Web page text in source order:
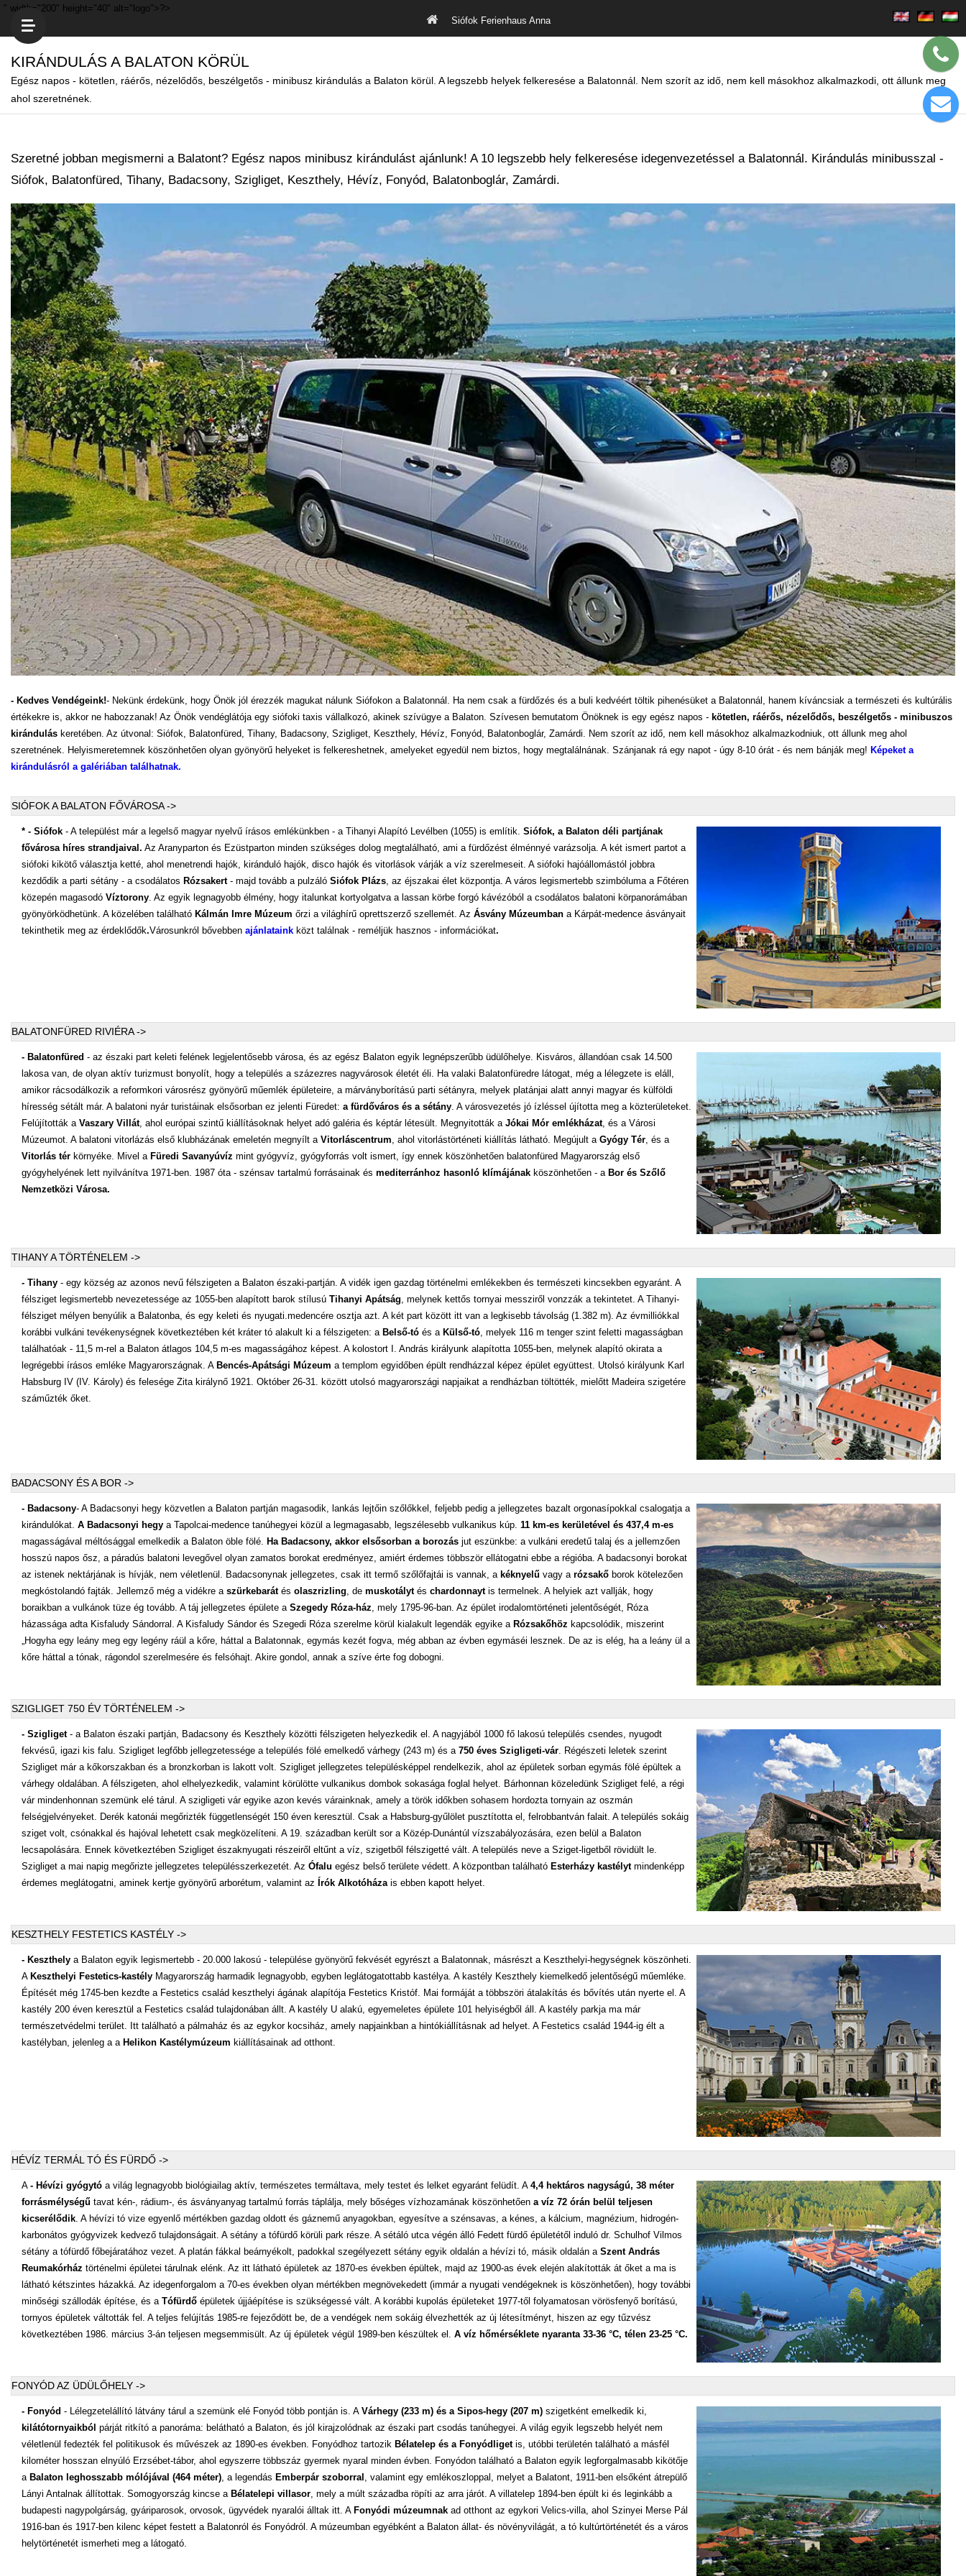
" width="200" height="40" alt="logo">?>
Siófok Ferienhaus Anna
KIRÁNDULÁS A BALATON KÖRÜL
Egész napos - kötetlen, ráérős, nézelődős, beszélgetős - minibusz kirándulás a Balaton körül. A legszebb helyek felkeresése a Balatonnál. Nem szorít az idő, nem kell másokhoz alkalmazkodi, ott állunk meg
ahol szeretnének.
Szeretné jobban megismerni a Balatont? Egész napos minibusz kirándulást ajánlunk! A 10 legszebb hely felkeresése idegenvezetéssel a Balatonnál. Kirándulás minibusszal -
Siófok, Balatonfüred, Tihany, Badacsony, Szigliget, Keszthely, Hévíz, Fonyód, Balatonboglár, Zamárdi.
- Kedves Vendégeink!- Nekünk érdekünk, hogy Önök jól érezzék magukat nálunk Siófokon a Balatonnál. Ha nem csak a fürdőzés és a buli kedvéért töltik pihenésüket a Balatonnál, hanem kíváncsiak a természeti és kultúrális
értékekre is, akkor ne habozzanak! Az Önök vendéglátója egy siófoki taxis vállalkozó, akinek szívügye a Balaton. Szívesen bemutatom Önöknek is egy egész napos - kötetlen, ráérős, nézelődős, beszélgetős - minibuszos
kirándulás keretében. Az útvonal: Siófok, Balatonfüred, Tihany, Badacsony, Szigliget, Keszthely, Hévíz, Fonyód, Balatonboglár, Zamárdi. Nem szorít az idő, nem kell másokhoz alkalmazkodniuk, ott állunk meg ahol
szeretnének. Helyismeretemnek köszönhetően olyan gyönyörű helyeket is felkereshetnek, amelyeket egyedül nem biztos, hogy megtalálnának. Szánjanak rá egy napot - úgy 8-10 órát - és nem bánják meg! Képeket a
kirándulásról a galériában találhatnak.
SIÓFOK A BALATON FŐVÁROSA ->
* - Siófok - A települést már a legelső magyar nyelvű írásos emlékünkben - a Tihanyi Alapító Levélben (1055) is említik. Siófok, a Balaton déli partjának
fővárosa híres strandjaival. Az Aranyparton és Ezüstparton minden szükséges dolog megtalálható, ami a fürdőzést élménnyé varázsolja. A két ismert partot a
siófoki kikötő választja ketté, ahol menetrendi hajók, kiránduló hajók, disco hajók és vitorlások várják a víz szerelmeseit. A siófoki hajóállomástól jobbra
kezdődik a parti sétány - a csodálatos Rózsakert- majd tovább a pulzáló Siófok Plázs, az éjszakai élet központja. A város legismertebb szimbóluma a Főtéren
közepén magasodó Víztorony. Az egyik legnagyobb élmény, hogy italunkat kortyolgatva a lassan körbe forgó kávézóból a csodálatos balatoni körpanorámában
gyönyörködhetünk. A közelében található Kálmán Imre Múzeum őrzi a világhírű oprettszerző szellemét. Az Ásvány Múzeumban a Kárpát-medence ásványait
tekinthetik meg az érdeklődők.Városunkról bővebben ajánlataink közt találnak - reméljük hasznos - információkat.
BALATONFÜRED RIVIÉRA ->
- Balatonfüred - az északi part keleti felének legjelentősebb városa, és az egész Balaton egyik legnépszerűbb üdülőhelye. Kisváros, állandóan csak 14.500
lakosa van, de olyan aktív turizmust bonyolít, hogy a település a százezres nagyvárosok életét éli. Ha valaki Balatonfüredre látogat, még a lélegzete is eláll,
amikor rácsodálkozik a reformkori városrész gyönyörű műemlék épületeire, a márványborítású parti sétányra, melyek platánjai alatt annyi magyar és külföldi
híresség sétált már. A balatoni nyár turistáinak elsősorban ez jelenti Füredet: a fürdőváros és a sétány. A városvezetés jó ízléssel újította meg a közterületeket.
Felújították a Vaszary Villát, ahol európai szintű kiállításoknak helyet adó galéria és képtár létesült. Megnyitották a Jókai Mór emlékházat, és a Városi
Múzeumot. A balatoni vitorlázás első klubházának emeletén megnyílt a Vitorláscentrum, ahol vitorlástörténeti kiállítás látható. Megújult a Gyógy Tér, és a
Vitorlás tér környéke. Mivel a Füredi Savanyúvíz mint gyógyvíz, gyógyforrás volt ismert, így ennek köszönhetően balatonfüred Magyarország első
gyógyhelyének lett nyilvánítva 1971-ben. 1987 óta - szénsav tartalmú forrásainak és mediterránhoz hasonló klímájának köszönhetően - a Bor és Szőlő
Nemzetközi Városa.
TIHANY A TÖRTÉNELEM ->
- Tihany - egy község az azonos nevű félszigeten a Balaton északi-partján. A vidék igen gazdag történelmi emlékekben és természeti kincsekben egyaránt. A
félsziget legismertebb nevezetessége az 1055-ben alapított barok stílusú Tihanyi Apátság, melynek kettős tornyai messziről vonzzák a tekintetet. A Tihanyi-
félsziget mélyen benyúlik a Balatonba, és egy keleti és nyugati.medencére osztja azt. A két part között itt van a legkisebb távolság (1.382 m). Az évmilliókkal
korábbi vulkáni tevékenységnek következtében két kráter tó alakult ki a félszigeten: a Belső-tó és a Külső-tó, melyek 116 m tenger szint feletti magasságban
találhatóak - 11,5 m-rel a Balaton átlagos 104,5 m-es magasságához képest. A kolostort I. András királyunk alapította 1055-ben, melynek alapító okirata a
legrégebbi írásos emléke Magyarországnak. A Bencés-Apátsági Múzeum a templom egyidőben épült rendházzal képez épület együttest. Utolsó királyunk Karl
Habsburg IV (IV. Károly) és felesége Zita királynő 1921. Október 26-31. között utolsó magyarországi napjaikat a rendházban töltötték, mielőtt Madeira szigetére
száműzték őket.
BADACSONY ÉS A BOR ->
- Badacsony- A Badacsonyi hegy közvetlen a Balaton partján magasodik, lankás lejtőin szőlőkkel, feljebb pedig a jellegzetes bazalt orgonasípokkal csalogatja a
kirándulókat. A Badacsonyi hegy a Tapolcai-medence tanúhegyei közül a legmagasabb, legszélesebb vulkanikus kúp. 11 km-es kerületével és 437,4 m-es
magasságával méltósággal emelkedik a Balaton öble fölé. Ha Badacsony, akkor elsősorban a borozás jut eszünkbe: a vulkáni eredetű talaj és a jellemzően
hosszú napos ősz, a páradús balatoni levegővel olyan zamatos borokat eredményez, amiért érdemes többször ellátogatni ebbe a régióba. A badacsonyi borokat
az istenek nektárjának is hívják, nem véletlenül. Badacsonynak jellegzetes, csak itt termő szőlőfajtái is vannak, a kéknyelű vagy a rózsakő borok kötelezően
megkóstolandó fajták. Jellemző még a vidékre a szürkebarátés olaszrizling, de muskotálytés chardonnaytis termelnek. A helyiek azt vallják, hogy
boraikban a vulkánok tüze ég tovább. A táj jellegzetes épülete a Szegedy Róza-ház, mely 1795-96-ban. Az épület irodalomtörténeti jelentőségét, Róza
házassága adta Kisfaludy Sándorral. A Kisfaludy Sándor és Szegedi Róza szerelme körül kialakult legendák egyike a Rózsakőhöz kapcsolódik, miszerint
„Hogyha egy leány meg egy legény ráül a kőre, háttal a Balatonnak, egymás kezét fogva, még abban az évben egymáséi lesznek. De az is elég, ha a leány ül a
kőre háttal a tónak, rágondol szerelmesére és felsóhajt. Akire gondol, annak a szíve érte fog dobogni.
SZIGLIGET 750 ÉV TÖRTÉNELEM ->
- Szigliget- a Balaton északi partján, Badacsony és Keszthely közötti félszigeten helyezkedik el. A nagyjából 1000 fő lakosú település csendes, nyugodt
fekvésű, igazi kis falu. Szigliget legfőbb jellegzetessége a település fölé emelkedő várhegy (243 m) és a 750 éves Szigligeti-vár. Régészeti leletek szerint
Szigliget már a kőkorszakban és a bronzkorban is lakott volt. Szigliget jellegzetes településképpel rendelkezik, ahol az épületek sorban egymás fölé épültek a
várhegy oldalában. A félszigeten, ahol elhelyezkedik, valamint körülötte vulkanikus dombok sokasága foglal helyet. Bárhonnan közeledünk Szigliget felé, a régi
vár mindenhonnan szemünk elé tárul. A szigligeti vár egyike azon kevés várainknak, amely a török időkben sohasem hordozta tornyain az oszmán
felségjelvényeket. Derék katonái megőrizték függetlenségét 150 éven keresztül. Csak a Habsburg-gyűlölet pusztította el, felrobbantván falait. A település sokáig
sziget volt, csónakkal és hajóval lehetett csak megközelíteni. A 19. században került sor a Közép-Dunántúl vízszabályozására, ezen belül a Balaton
lecsapolására. Ennek következtében Szigliget északnyugati részeiről eltűnt a víz, szigetből félszigetté vált. A település neve a Sziget-ligetből rövidült le.
Szigliget a mai napig megőrizte jellegzetes településszerkezetét. Az Ófalu egész belső területe védett. A központban található Esterházy kastélytmindenképp
érdemes meglátogatni, aminek kertje gyönyörű arborétum, valamint az Írók Alkotóházais ebben kapott helyet.
KESZTHELY FESTETICS KASTÉLY ->
- Keszthely a Balaton egyik legismertebb - 20.000 lakosú - települése gyönyörű fekvését egyrészt a Balatonnak, másrészt a Keszthelyi-hegységnek köszönheti.
A Keszthelyi Festetics-kastély Magyarország harmadik legnagyobb, egyben leglátogatottabb kastélya. A kastély Keszthely kiemelkedő jelentőségű műemléke.
Építését még 1745-ben kezdte a Festetics család keszthelyi ágának alapítója Festetics Kristóf. Mai formáját a többszöri átalakítás és bővítés után nyerte el. A
kastély 200 éven keresztül a Festetics család tulajdonában állt. A kastély U alakú, egyemeletes épülete 101 helyiségből áll. A kastély parkja ma már
természetvédelmi terület. Itt található a pálmaház és az egykor kocsiház, amely napjainkban a hintókiállításnak ad helyet. A Festetics család 1944-ig élt a
kastélyban, jelenleg a a Helikon Kastélymúzeum kiállításainak ad otthont.
HÉVÍZ TERMÁL TÓ ÉS FÜRDŐ ->
A - Hévízi gyógytó a világ legnagyobb biológiailag aktív, természetes termáltava, mely testet és lelket egyaránt felüdít. A 4,4 hektáros nagyságú, 38 méter
forrásmélységű tavat kén-, rádium-, és ásványanyag tartalmú forrás táplálja, mely bőséges vízhozamának köszönhetően a víz 72 órán belül teljesen
kicserélődik. A hévízi tó vize egyenlő mértékben gazdag oldott és gáznemű anyagokban, egyesítve a szénsavas, a kénes, a kálcium, magnézium, hidrogén-
karbonátos gyógyvizek kedvező tulajdonságait. A sétány a tófürdő körüli park része. A sétáló utca végén álló Fedett fürdő épületétől induló dr. Schulhof Vilmos
sétány a tófürdő főbejáratához vezet. A platán fákkal beárnyékolt, padokkal szegélyezett sétány egyik oldalán a hévízi tó, másik oldalán a Szent András
Reumakórház történelmi épületei tárulnak elénk. Az itt látható épületek az 1870-es években épültek, majd az 1900-as évek elején alakították át őket a ma is
látható kétszintes házakká. Az idegenforgalom a 70-es években olyan mértékben megnövekedett (immár a nyugati vendégeknek is köszönhetően), hogy további
minőségi szállodák építése, és a Tófürdő épületek újjáépítése is szükségessé vált. A korábbi kupolás épületeket 1977-től folyamatosan vörösfenyő borítású,
tornyos épületek váltották fel. A teljes felújítás 1985-re fejeződött be, de a vendégek nem sokáig élvezhették az új létesítményt, hiszen az egy tűzvész
következtében 1986. március 3-án teljesen megsemmisült. Az új épületek végül 1989-ben készültek el. A víz hőmérséklete nyaranta 33-36 °C, télen 23-25 °C.
FONYÓD AZ ÜDÜLŐHELY ->
- Fonyód - Lélegzetelállító látvány tárul a szemünk elé Fonyód több pontján is. A Várhegy (233 m) és a Sipos-hegy (207 m) szigetként emelkedik ki,
kilátótornyaikból párját ritkító a panoráma: belátható a Balaton, és jól kirajzolódnak az északi part csodás tanúhegyei. A világ egyik legszebb helyét nem
véletlenül fedezték fel politikusok és művészek az 1890-es években. Fonyódhoz tartozik Bélatelep és a Fonyódligetis, utóbbi területén található a másfél
kilométer hosszan elnyúló Erzsébet-tábor, ahol egyszerre többszáz gyermek nyaral minden évben. Fonyódon található a Balaton egyik legforgalmasabb kikötője
a Balaton leghosszabb mólójával (464 méter), a legendás Emberpár szoborral , valamint egy emlékoszloppal, melyet a Balatont, 1911-ben elsőként átrepülő
Lányi Antalnak állítottak. Somogyország kincse a Bélatelepi villasor, mely a múlt századba röpíti az arra járót. A villatelep 1894-ben épült ki és leginkább a
budapesti nagypolgárság, gyáriparosok, orvosok, ügyvédek nyaralói álltak itt. A Fonyódi múzeumnak ad otthont az egykori Velics-villa, ahol Szinyei Merse Pál
1916-ban és 1917-ben kilenc képet festett a Balatonról és Fonyódról. A múzeumban egyébként a Balaton állat- és növényvilágát, a tó kultúrtörténetét és a város
helytörténetét ismerheti meg a látogató.